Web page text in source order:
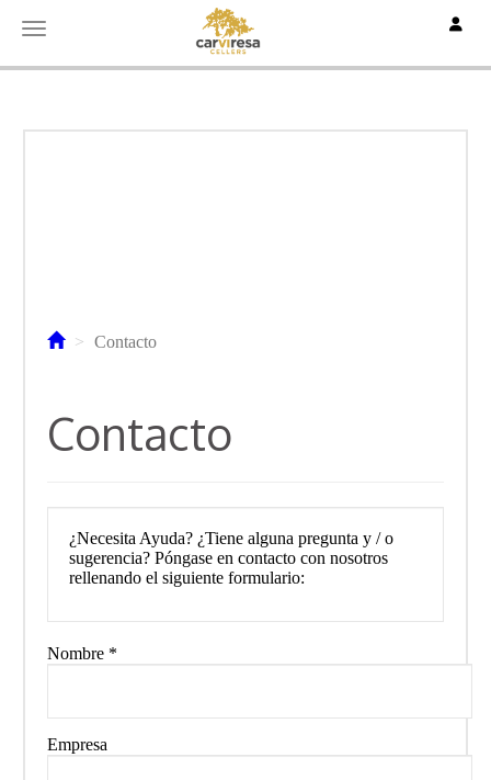
Toggle navigation
Contacto
Contacto
¿Necesita Ayuda? ¿Tiene alguna pregunta y / o
sugerencia? Póngase en contacto con nosotros
rellenando el siguiente formulario:
Nombre *
Empresa